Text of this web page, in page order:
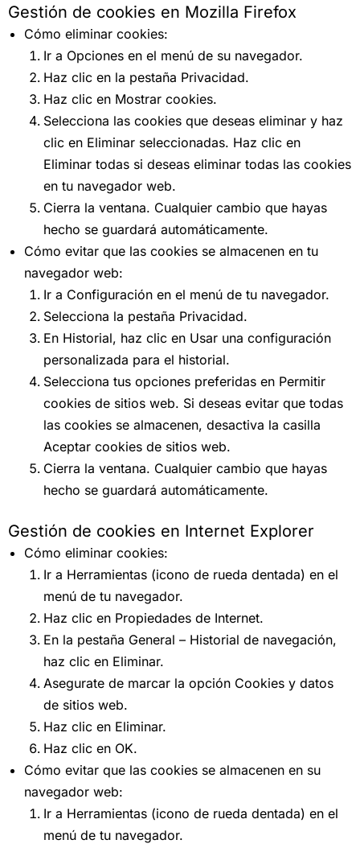
Gestión de cookies en Mozilla Firefox
Cómo eliminar cookies:
Ir a Opciones en el menú de su navegador.
Haz clic en la pestaña Privacidad.
Haz clic en Mostrar cookies.
Selecciona las cookies que deseas eliminar y haz
clic en Eliminar seleccionadas. Haz clic en
Eliminar todas si deseas eliminar todas las cookies
en tu navegador web.
Cierra la ventana. Cualquier cambio que hayas
hecho se guardará automáticamente.
Cómo evitar que las cookies se almacenen en tu
navegador web:
Ir a Configuración en el menú de tu navegador.
Selecciona la pestaña Privacidad.
En Historial, haz clic en Usar una configuración
personalizada para el historial.
Selecciona tus opciones preferidas en Permitir
cookies de sitios web. Si deseas evitar que todas
las cookies se almacenen, desactiva la casilla
Aceptar cookies de sitios web.
Cierra la ventana. Cualquier cambio que hayas
hecho se guardará automáticamente.
Gestión de cookies en Internet Explorer
Cómo eliminar cookies:
Ir a Herramientas (icono de rueda dentada) en el
menú de tu navegador.
Haz clic en Propiedades de Internet.
En la pestaña General – Historial de navegación,
haz clic en Eliminar.
Asegurate de marcar la opción Cookies y datos
de sitios web.
Haz clic en Eliminar.
Haz clic en OK.
Cómo evitar que las cookies se almacenen en su
navegador web:
Ir a Herramientas (icono de rueda dentada) en el
menú de tu navegador.